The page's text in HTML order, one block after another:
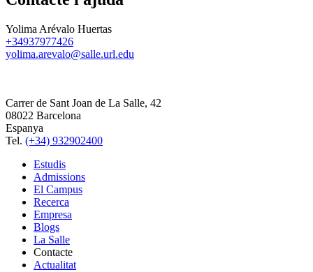
Yolima Arévalo Huertas
+34937977426
yolima.arevalo@salle.url.edu
Carrer de Sant Joan de La Salle, 42
08022 Barcelona
Espanya
Tel. (+34) 932902400
Estudis
Admissions
El Campus
Recerca
Empresa
Blogs
La Salle
Contacte
Actualitat